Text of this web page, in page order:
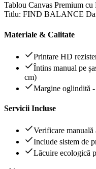
Tablou Canvas Premium
Titlu: FIND BALANCE
Materiale & Calitate
Printare HD
Întins manual pe
cm)
Margine oglindită -
Servicii Incluse
Verificare
Include sistem de
Lăcuire ecologică